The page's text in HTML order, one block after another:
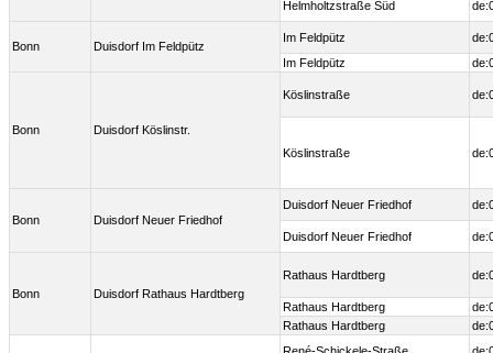
Helmholtzstraße Süd
Bonn Duisdorf Im Feldpütz
Im Feldpütz
Im Feldpütz
Bonn Duisdorf Köslinstr.
Köslinstraße
Köslinstraße
Bonn Duisdorf Neuer Friedhof
Duisdorf Neuer Friedhof
Duisdorf Neuer Friedhof
Bonn Duisdorf Rathaus Hardtberg
Rathaus Hardtberg
Rathaus Hardtberg
Rathaus Hardtberg